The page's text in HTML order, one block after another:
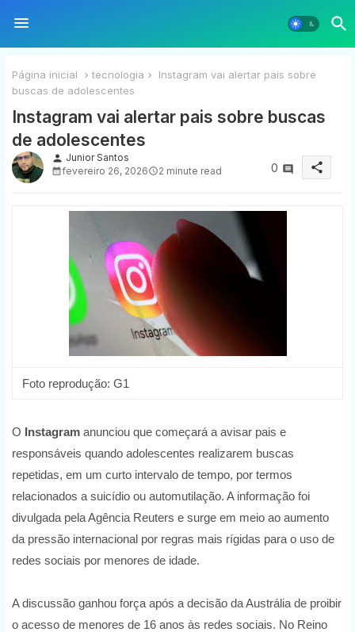
Página inicial tecnologia
Instagram vai alertar pais sobre
buscas de adolescentes
Instagram vai alertar pais sobre buscas
de adolescentes
person Junior Santos
fevereiro 26, 2026
2 minute read 0 share
Foto reprodução: G1
O Instagram anunciou que começará a avisar pais e
responsáveis quando adolescentes realizarem buscas
repetidas, em um curto intervalo de tempo, por termos
relacionados a suicídio ou automutilação. A informação foi
divulgada pela Agência Reuters e surge em meio ao aumento
da pressão internacional por regras mais rígidas para o uso de
redes sociais por menores de idade.
A discussão ganhou força após a decisão da Austrália de proibir
o acesso de menores de 16 anos às redes sociais. No Reino